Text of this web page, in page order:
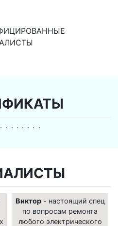
Виктор- настоящий спец
по вопросам ремонта
любого электрического